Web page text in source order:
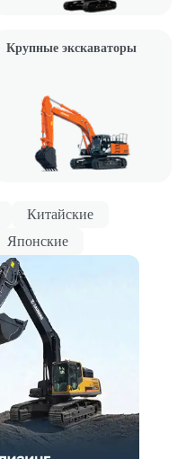
Крупные экскаваторы
Китайские
Японские